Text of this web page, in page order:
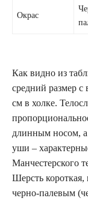
Окрас
Как видно из
средний размер с
см в холке.
длинным носом, а
уши –
Манчестерского
Шерсть короткая,
черно-палевым